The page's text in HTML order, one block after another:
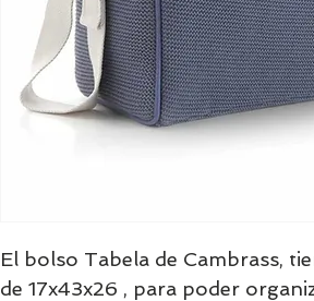
El bolso Tabela de Cambrass,
de 17x43x26 , para poder